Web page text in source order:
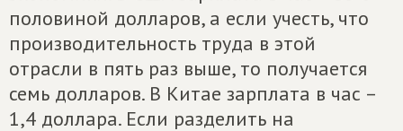
половиной долларов, а если учесть, что
производительность труда в этой
отрасли в пять раз выше, то получается
семь долларов. В Китае зарплата в час –
1,4 доллара. Если разделить на